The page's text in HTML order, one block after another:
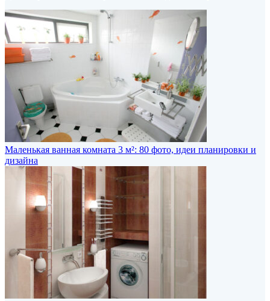
Маленькая ванная комната 3 м²: 80 фото, идеи планировки и
дизайна